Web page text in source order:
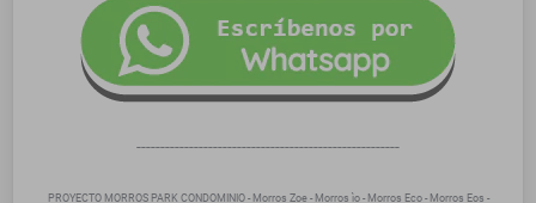
-------------------------------------------------------
PROYECTO MORROS PARK CONDOMINIO - Morros Zoe - Morros ìo - Morros Eco - Morros Eos -